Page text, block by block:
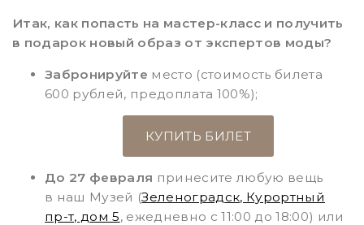
Итак, как попасть на мастер-класс и получить
в подарок новый образ от экспертов моды?
Забронируйте место (стоимость билета
600 рублей, предоплата 100%);
КУПИТЬ БИЛЕТ
До 27 февраля принесите любую вещь
в наш Музей (Зеленоградск, Курортный
пр-т, дом 5, ежедневно с 11:00 до 18:00) или